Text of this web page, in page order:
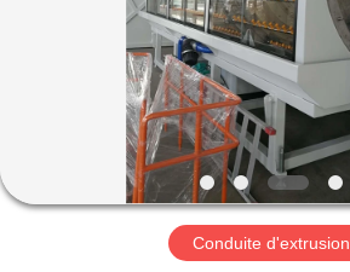
PRODUITS
PROPOS
DE
NOUS
Conduite d'extrusion